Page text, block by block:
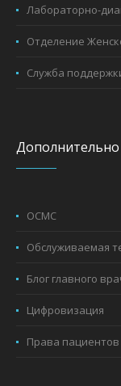
Лабораторно-
Отделение
Служба
Дополнительно
ОСМС
Обслуживаемая
Блог главного
Цифровизация
Права пациентов